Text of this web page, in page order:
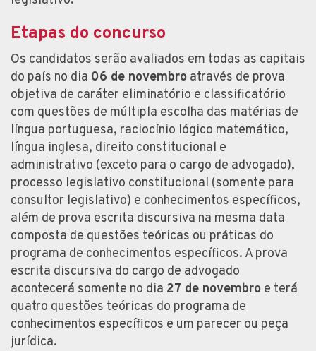
Etapas do concurso
Os candidatos serão avaliados em todas as capitais
do país no dia 06 de novembro através de prova
objetiva de caráter eliminatório e classificatório
com questões de múltipla escolha das matérias de
língua portuguesa, raciocínio lógico matemático,
língua inglesa, direito constitucional e
administrativo (exceto para o cargo de advogado),
processo legislativo constitucional (somente para
consultor legislativo) e conhecimentos específicos,
além de prova escrita discursiva na mesma data
composta de questões teóricas ou práticas do
programa de conhecimentos específicos. A prova
escrita discursiva do cargo de advogado
acontecerá somente no dia 27 de novembro e terá
quatro questões teóricas do programa de
conhecimentos específicos e um parecer ou peça
jurídica.